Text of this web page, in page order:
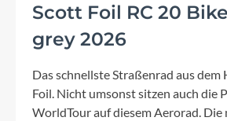
Scott Foil RC 20
grey 2026
Das schnellste Straßenrad aus dem
Foil. Nicht umsonst sitzen auch die
WorldTour auf diesem Aerorad. Die